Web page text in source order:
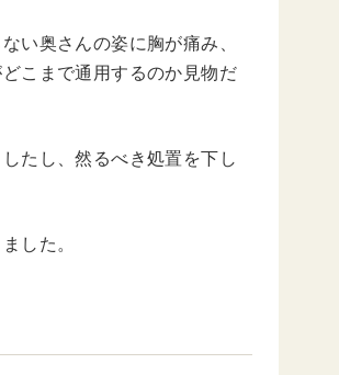
い奥さんの姿に胸が痛み、
こまで通用するのか見物だ
たし、然るべき処置を下し
した。